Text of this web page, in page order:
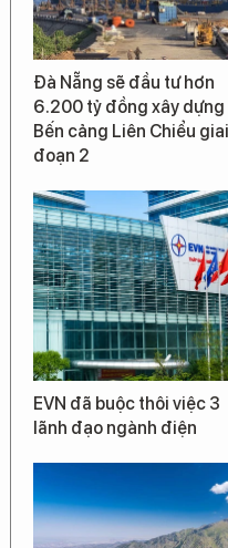
Đà Nẵng sẽ đầu tư hơn
6.200 tỷ đồng xây dựng
Bến cảng Liên Chiểu giai
đoạn 2
EVN đã buộc thôi việc 3
lãnh đạo ngành điện